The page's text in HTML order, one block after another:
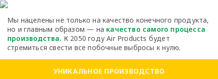
Мы нацелены не только на качество конечного продукта,
но и главным образом — на качество самого процесса
производства. К 2050 году Air Products будет
стремитьсясвести все побочные выбросы к нулю.
УНИКАЛЬНОЕ ПРОИЗВОДСТВО